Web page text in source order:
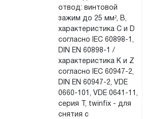
отвод: винтовой
зажим до 25 мм², B,
характеристика C и D
согласно IEC 60898-1,
DIN EN 60898-1 /
характеристика K и Z
согласно IEC 60947-2,
DIN EN 60947-2, VDE
0660-101, VDE 0641-11,
серия Т, twinfix - для
снятия с